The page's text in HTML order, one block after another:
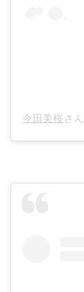
今田美桜 さ